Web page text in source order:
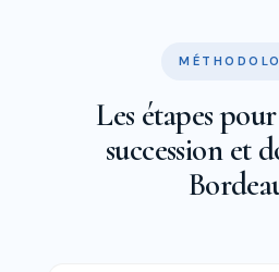
Les étapes
succession et